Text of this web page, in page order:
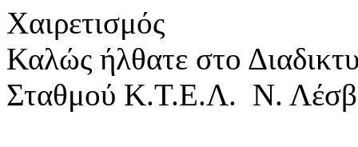
Χαιρετισμός
Καλώς ήλθατε στο
Σταθμού Κ.Τ.Ε.Λ. Ν.